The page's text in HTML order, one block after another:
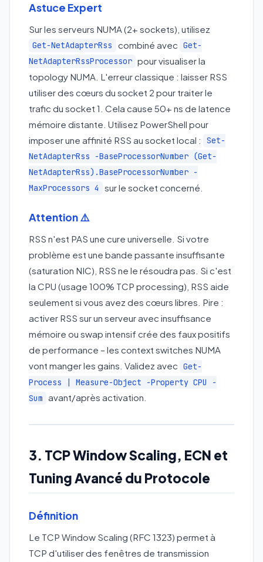
Astuce Expert
Sur les serveurs NUMA (2+ sockets), utilisez
Get-NetAdapterRss combiné avec Get-
NetAdapterRssProcessor pour visualiser la
topology NUMA. L'erreur classique : laisser RSS
utiliser des cœurs du socket 2 pour traiter le
trafic du socket 1. Cela cause 50+ ns de latence
mémoire distante. Utilisez PowerShell pour
imposer une affinité RSS au socket local :
Set-
NetAdapterRss -BaseProcessorNumber (Get-
NetAdapterRss).BaseProcessorNumber -
MaxProcessors 4
sur le socket concerné.
Attention ⚠️
RSS n'est PAS une cure universelle. Si votre
problème est une bande passante insuffisante
(saturation NIC), RSS ne le résoudra pas. Si c'est
la CPU (usage 100% TCP processing), RSS aide
seulement si vous avez des cœurs libres. Pire :
activer RSS sur un serveur avec insuffisance
mémoire ou swap intensif crée des faux positifs
de performance – les context switches NUMA
vont manger les gains. Validez avec Get-
Process | Measure-Object -Property CPU -
Sum avant/après activation.
3. TCP Window Scaling, ECN et
Tuning Avancé du Protocole
Définition
Le TCP Window Scaling (RFC 1323) permet à
TCP d'utiliser des fenêtres de transmission